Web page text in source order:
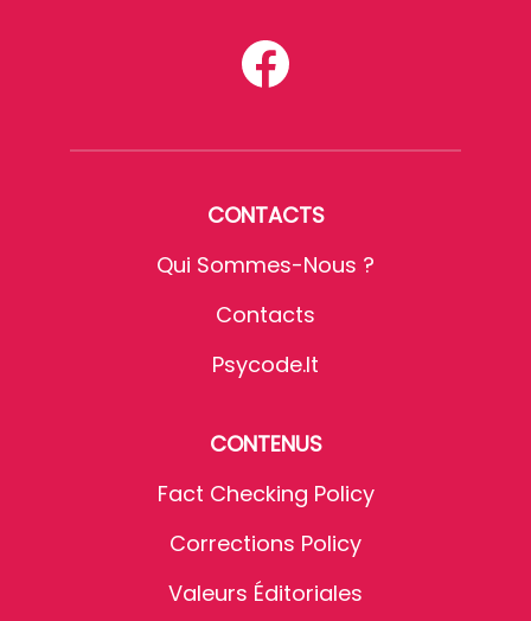
CONTACTS
Qui Sommes-Nous ?
Contacts
Psycode.it
CONTENUS
Fact Checking Policy
Corrections Policy
Valeurs Éditoriales